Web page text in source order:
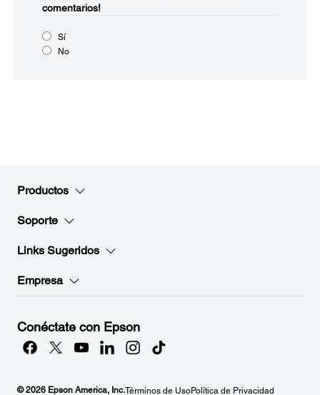
comentarios!
Sí
No
Productos
Soporte
Links Sugeridos
Empresa
Conéctate con Epson
© 2026 Epson America, Inc.Términos de UsoPolítica de Privacidad